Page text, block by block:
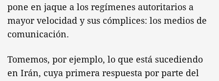
pone en jaque a los regímenes autoritarios a
mayor velocidad y sus cómplices: los medios de
comunicación.
Tomemos, por ejemplo, lo que está sucediendo
en Irán, cuya primera respuesta por parte del